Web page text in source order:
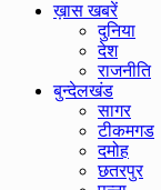
ख़ास खबरें
दुनिया
देश
राजनीति
बुन्देलखंड
सागर
टीकमगड
दमोह
छतरपुर